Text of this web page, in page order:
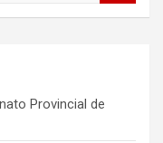
Provincial de